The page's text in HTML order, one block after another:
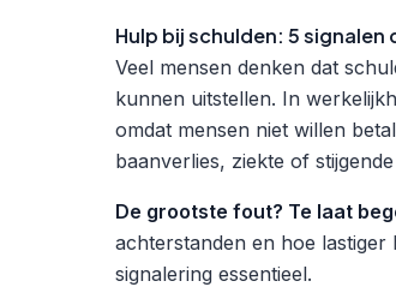
Hulp bij schulden: 5
Veel mensen denken dat
kunnen uitstellen. In
omdat mensen niet willen
baanverlies, ziekte of
De grootste fout? Te laat
achterstanden en hoe
signalering essentieel.